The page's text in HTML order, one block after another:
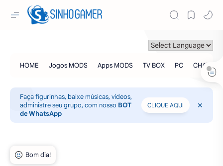
Faça figurinhas, baixe músicas, vídeos,
administre seu grupo, com nosso BOT
de WhatsApp
CLIQUE AQUI